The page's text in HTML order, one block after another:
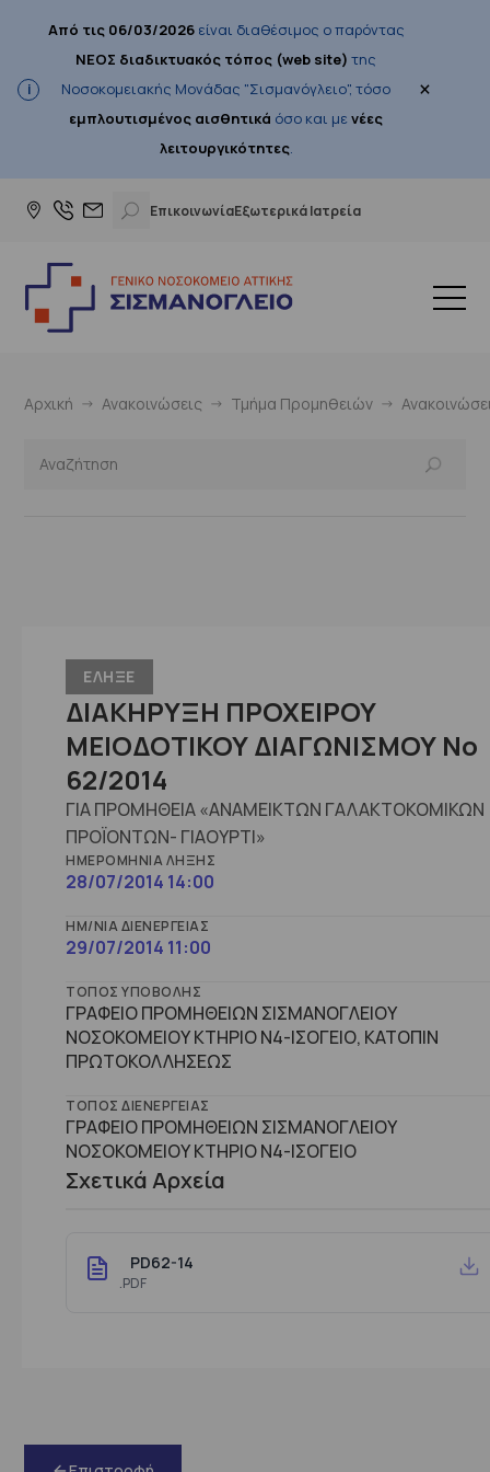
Από τις 06/03/2026είναι διαθέσιμος ο παρόντας
ΝΕΟΣ διαδικτυακός τόπος (web site) της
Νοσοκομειακής Μονάδας "Σισμανόγλειο", τόσο
εμπλουτισμένος αισθητικά όσο και μενέες
λειτουργικότητες.
×
ΕπικοινωνίαΕξωτερικά Ιατρεία
Αρχική Ανακοινώσεις Τμήμα Προμηθειών
ΕΛΗΞΕ
ΔΙΑΚΗΡΥΞΗ ΠΡΟΧΕΙΡΟΥ
ΜΕΙΟΔΟΤΙΚΟΥ ΔΙΑΓΩΝΙΣΜΟΥ Νο
62/2014
ΓΙΑ ΠΡΟΜΗΘΕΙΑ «ΑΝΑΜΕΙΚΤΩΝ ΓΑΛΑΚΤΟΚΟΜΙΚΩΝ
ΠΡΟΪΟΝΤΩΝ- ΓΙΑΟΥΡΤΙ»
ΗΜΕΡΟΜΗΝΊΑ ΛΉΞΗΣ
28/07/2014 14:00
ΗΜ/ΝΊΑ ΔΙΕΝΈΡΓΕΙΑΣ
29/07/2014 11:00
ΤΌΠΟΣ ΥΠΟΒΟΛΉΣ
ΓΡΑΦΕΙΟ ΠΡΟΜΗΘΕΙΩΝ ΣΙΣΜΑΝΟΓΛΕΙΟΥ
ΝΟΣΟΚΟΜΕΙΟΥ ΚΤΗΡΙΟ Ν4-ΙΣΟΓΕΙΟ, ΚΑΤΟΠΙΝ
ΠΡΩΤΟΚΟΛΛΗΣΕΩΣ
ΤΌΠΟΣ ΔΙΕΝΈΡΓΕΙΑΣ
ΓΡΑΦΕΙΟ ΠΡΟΜΗΘΕΙΩΝ ΣΙΣΜΑΝΟΓΛΕΙΟΥ
ΝΟΣΟΚΟΜΕΙΟΥ ΚΤΗΡΙΟ Ν4-ΙΣΟΓΕΙΟ
Σχετικά Αρχεία
PD62-14
.PDF